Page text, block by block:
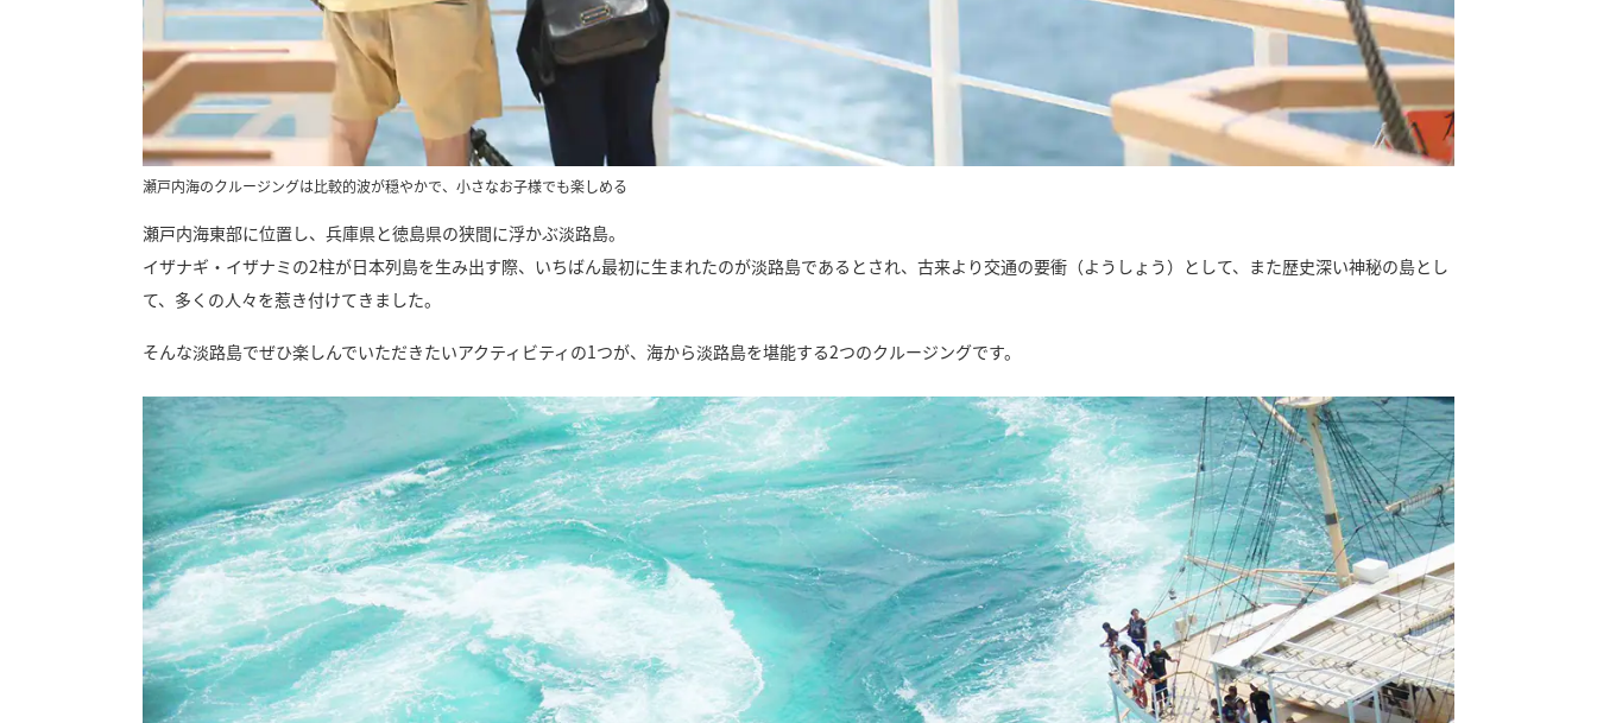
瀬戸内海のクルージングは比較的波が穏やかで、小さなお子様でも楽しめる
瀬戸内海東部に位置し、兵庫県と徳島県の狭間に浮かぶ淡路島。
イザナギ・イザナミの2柱が日本列島を生み出す際、いちばん最初に生まれたのが淡路島であるとされ、古来より交通の要衝（ようしょう）として、また歴史深い神秘の島とし
て、多くの人々を惹き付けてきました。
そんな淡路島でぜひ楽しんでいただきたいアクティビティの1つが、海から淡路島を堪能する2つのクルージングです。